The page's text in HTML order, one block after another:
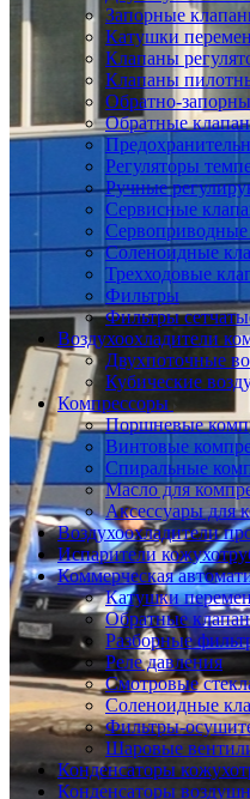
Запорные
Катушки
Клапаны
Клапаны
Обратно-
Обратные
Регуляторы
Ручные
Сервисные
Соленоидные
Трехходовые
Фильтры
Фильтры
Воздухоохладители
Двухпоточные
Кубические
Компрессоры
Поршневые
Винтовые
Спиральные
Масло для
Аксессуары для
Воздухоохладители
Испарители
Коммерческая
Катушки
Обратные
Разборные
Реле давления
Смотровые
Соленоидные
Фильтры-
Шаровые
Конденсаторы
Конденсаторы